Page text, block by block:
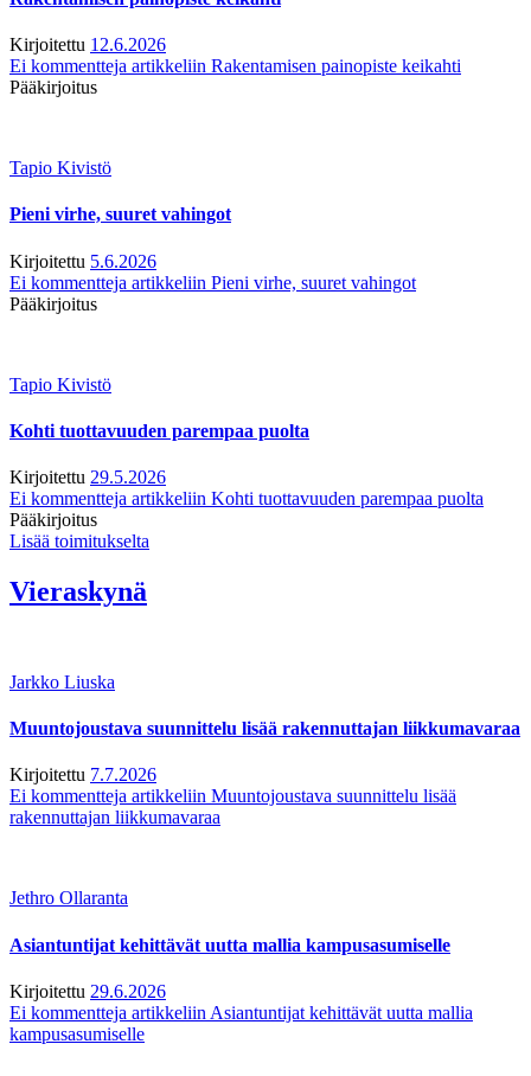
Kirjoitettu 12.6.2026
Ei kommentteja artikkeliin Rakentamisen painopiste keikahti
Pääkirjoitus
Tapio Kivistö
Pieni virhe, suuret vahingot
Kirjoitettu 5.6.2026
Ei kommentteja artikkeliin Pieni virhe, suuret vahingot
Pääkirjoitus
Tapio Kivistö
Kohti tuottavuuden parempaa puolta
Kirjoitettu 29.5.2026
Ei kommentteja artikkeliin Kohti tuottavuuden parempaa puolta
Pääkirjoitus
Lisää toimitukselta
Vieraskynä
Jarkko Liuska
Muuntojoustava suunnittelu lisää rakennuttajan liikkumavaraa
Kirjoitettu 7.7.2026
Ei kommentteja artikkeliin Muuntojoustava suunnittelu lisää
rakennuttajan liikkumavaraa
Jethro Ollaranta
Asiantuntijat kehittävät uutta mallia kampusasumiselle
Kirjoitettu 29.6.2026
Ei kommentteja artikkeliin Asiantuntijat kehittävät uutta mallia
kampusasumiselle